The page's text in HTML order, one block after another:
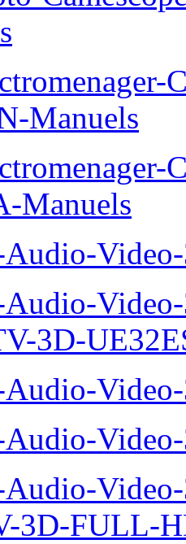
Manuels
Manuels
Audio-
Audio-
3D-
Audio-
Audio-
Audio-
3D-FULL-